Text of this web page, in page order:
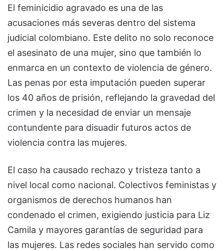
El feminicidio agravado es una de las
acusaciones más severas dentro del sistema
judicial colombiano. Este delito no solo reconoce
el asesinato de una mujer, sino que también lo
enmarca en un contexto de violencia de género.
Las penas por esta imputación pueden superar
los 40 años de prisión, reflejando la gravedad del
crimen y la necesidad de enviar un mensaje
contundente para disuadir futuros actos de
violencia contra las mujeres.
El caso ha causado rechazo y tristeza tanto a
nivel local como nacional. Colectivos feministas y
organismos de derechos humanos han
condenado el crimen, exigiendo justicia para Liz
Camila y mayores garantías de seguridad para
las mujeres. Las redes sociales han servido como